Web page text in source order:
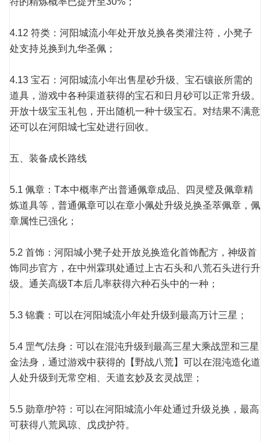
4.12 符类：河阳城流小年处开放兑换各类灌注符，小凳子
处支持兑换到九华圣佩；
4.13 宝石：河阳城流小年出售星砂升级、宝石镶嵌所需的
道具，游戏中各种渠道获得的宝石和日月砂可以正常升级。
开放十级宝玉礼包，开出随机一种十级宝石。对结果不满意
还可以在河阳城七宝处进行回收。
五、装备成长路线
5.1 佩章：T本中概率产出普通佩章成品、四灵璧及佩章精
炼道具等，普通佩章可以在章小佩处升级兑换圣萃佩章，佩
章属性已强化；
5.2 首饰：河阳城小凳子处开放兑换造化首饰配方，神级首
饰同步官方，在中州霖琪处通过上古石头和八荒石头进行升
级。通关高级T本后几率获得六种石头中的一种；
5.3 锦囊：可以在河阳城流小年处升级到最高万计三星；
5.4 罡气/法身：可以在混沌升级到最高三星大乘战罡和三星
金法身，通过游戏中获得的【野战八荒】可以在混沌造化道
人处升级到无常空相、天道玄妙及玄灵战罡；
5.5 勋章/护符：可以在河阳城流小年处通过升级兑换，最高
可获得八荒凤琼、戊戌护符。